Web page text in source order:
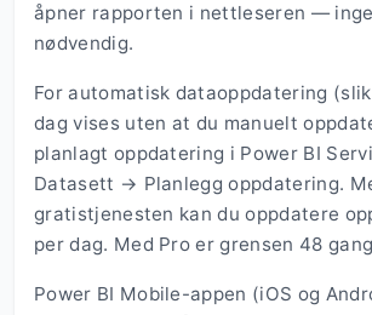
åpner rapporten i nettleseren —
nødvendig.
For automatisk dataoppdatering
dag vises uten at du manuelt
planlagt oppdatering i Power BI
Datasett → Planlegg oppdatering.
gratistjenesten kan du oppdatere
per dag. Med Pro er grensen 48
Power BI Mobile-appen (iOS og